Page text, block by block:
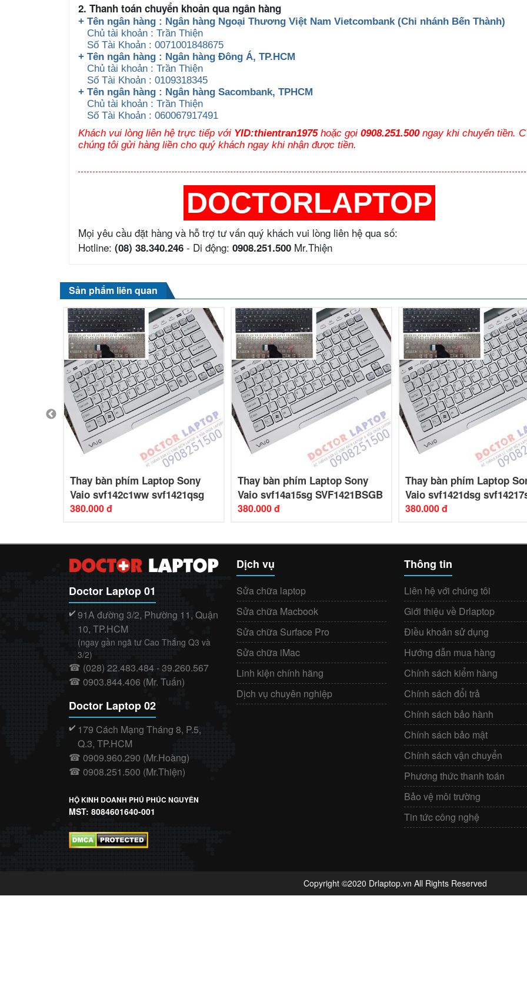
2. Thanh toán chuyển khoản qua ngân hàng
+ Tên ngân hàng : Ngân hàng Ngoại Thương Việt Nam Vietcombank (Chi nhánh Bến Thành)
Chủ tài khoản : Trần Thiện
Số Tài Khoản : 0071001848675
+ Tên ngân hàng : Ngân hàng Đông Á, TP.HCM
Chủ tài khoản : Trần Thiện
Số Tài Khoản : 0109318345
+ Tên ngân hàng : Ngân hàng Sacombank, TPHCM
Chủ tài khoản : Trần Thiện
Số Tài Khoản : 060067917491
Khách vui lòng liên hệ trực tiếp với YID:thientran1975hoặc gọi 0908.251.500ngay khi chuyển tiền.
chúng tôi gửi hàng liền cho quý khách ngay khi nhận được tiền.
DOCTORLAPTOP
Mọi yêu cầu đặt hàng và hỗ trợ tư vấn quý khách vui lòng liên hệ qua số:
Hotline: (08) 38.340.246 - Di động: 0908.251.500 Mr.Thiện
Sản phẩm liên quan
Thay bàn phím Laptop Sony
Vaio svf142c1ww svf1421qsg
380.000 đ
Thay bàn phím Laptop Sony
Vaio svf14a15sg SVF1421BSGB
380.000 đ
Thay bàn phím Laptop
Vaio svf1421dsg
380.000 đ
Doctor Laptop 01
✔️ 91A đường 3/2, Phường 11, Quận
10, TP.HCM
(ngay gần ngã tư Cao Thắng Q3 và
3/2)
☎ (028) 22.483.484 - 39.260.567
☎ 0903.844.406 (Mr. Tuấn)
Doctor Laptop 02
✔️ 179 Cách Mạng Tháng 8, P.5,
Q.3, TP.HCM
☎ 0909.960.290 (Mr.Hoàng)
☎ 0908.251.500 (Mr.Thiện)
HỘ KINH DOANH PHÚ PHÚC NGUYÊN
MST: 8084601640-001
Dịch vụ
Sửa chữa laptop
Sửa chữa Macbook
Sửa chữa Surface Pro
Sửa chữa iMac
Linh kiện chính hãng
Dịch vụ chuyên nghiệp
Thông tin
Liên hệ với chúng tôi
Giới thiệu về Drlaptop
Điều khoản sử dụng
Hướng dẫn mua hàng
Chính sách kiểm hàng
Chính sách đổi trả
Chính sách bảo hành
Chính sách bảo mật
Chính sách vận chuyển
Phương thức thanh toán
Bảo vệ môi trường
Tin tức công nghệ
Copyright ©2020 Drlaptop.vn All Rights Reserved